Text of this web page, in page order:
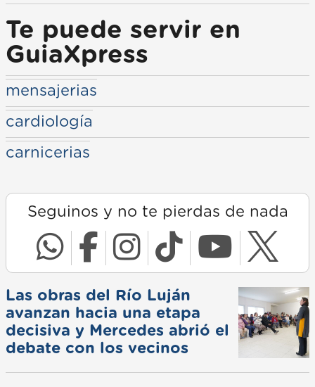
Te puede servir en
GuiaXpress
mensajerias
cardiología
carnicerias
Seguinos y no te pierdas de nada
Las obras del Río Luján
avanzan hacia una etapa
decisiva y Mercedes abrió el
debate con los vecinos